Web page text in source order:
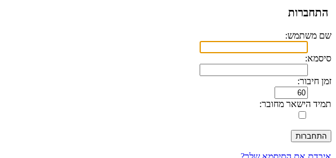
התחברות
שם משתמש:
סיסמא:
זמן חיבור:
תמיד הישאר מחובר: